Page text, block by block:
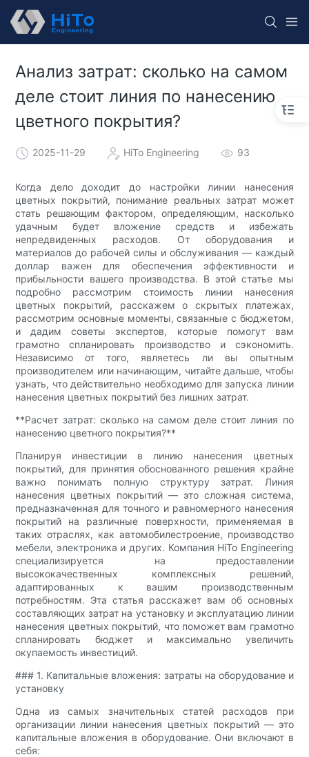
Анализ затрат: сколько на самом
деле стоит линия по нанесению
цветного покрытия?
2025-11-29 HiTo Engineering 93
Когда дело доходит до настройки линии нанесения
цветных покрытий, понимание реальных затрат может
стать решающим фактором, определяющим, насколько
удачным будет вложение средств и избежать
непредвиденных расходов. От оборудования и
материалов до рабочей силы и обслуживания — каждый
доллар важен для обеспечения эффективности и
прибыльности вашего производства. В этой статье мы
подробно рассмотрим стоимость линии нанесения
цветных покрытий, расскажем о скрытых платежах,
рассмотрим основные моменты, связанные с бюджетом,
и дадим советы экспертов, которые помогут вам
грамотно спланировать производство и сэкономить.
Независимо от того, являетесь ли вы опытным
производителем или начинающим, читайте дальше, чтобы
узнать, что действительно необходимо для запуска линии
нанесения цветных покрытий без лишних затрат.
**Расчет затрат: сколько на самом деле стоит линия по
нанесению цветного покрытия?**
Планируя инвестиции в линию нанесения цветных
покрытий, для принятия обоснованного решения крайне
важно понимать полную структуру затрат. Линия
нанесения цветных покрытий — это сложная система,
предназначенная для точного и равномерного нанесения
покрытий на различные поверхности, применяемая в
таких отраслях, как автомобилестроение, производство
мебели, электроника и других. Компания HiTo Engineering
специализируется на предоставлении
высококачественных комплексных решений,
адаптированных к вашим производственным
потребностям. Эта статья расскажет вам об основных
составляющих затрат на установку и эксплуатацию линии
нанесения цветных покрытий, что поможет вам грамотно
спланировать бюджет и максимально увеличить
окупаемость инвестиций.
### 1. Капитальные вложения: затраты на оборудование и
установку
Одна из самых значительных статей расходов при
организации линии нанесения цветных покрытий — это
капитальные вложения в оборудование. Они включают в
себя: